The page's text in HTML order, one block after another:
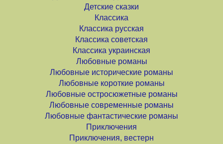
Детские сказки
Классика
Классика русская
Классика советская
Классика украинская
Любовные романы
Любовные исторические романы
Любовные короткие романы
Любовные остросюжетные романы
Любовные современные романы
Любовные фантастические романы
Приключения
Приключения, вестерн